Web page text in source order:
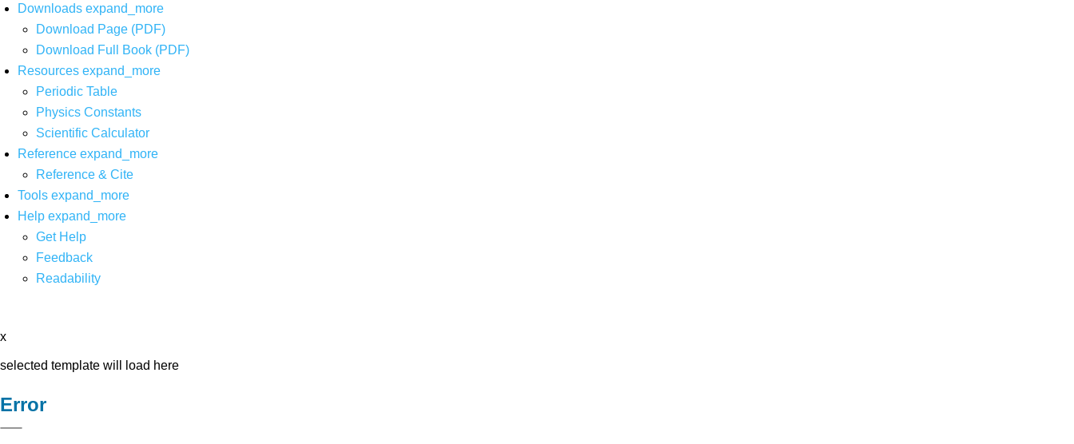
Downloads expand_more
Download Page (PDF)
Download Full Book (PDF)
Resources expand_more
Periodic Table
Physics Constants
Scientific Calculator
Reference expand_more
Reference & Cite
Tools expand_more
Help expand_more
Get Help
Feedback
Readability
x
selected template will load here
Error